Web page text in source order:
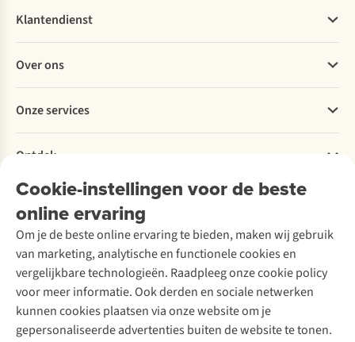
Cookie-instellingen voor de beste
online ervaring
Om je de beste online ervaring te bieden, maken wij gebruik
van marketing, analytische en functionele cookies en
vergelijkbare technologieën. Raadpleeg onze cookie policy
voor meer informatie. Ook derden en sociale netwerken
kunnen cookies plaatsen via onze website om je
gepersonaliseerde advertenties buiten de website te tonen.
Klantendienst
Bestellen
Betalen
Levering
Retourneren
Bestelling herroepen
Garantie
Contact
Over ons
Explore More
Verantwoord ondernemen
Over Ayacucho
Onze winkels
Over A.S.Adventure
Toegankelijkheidsverklaring
Onze services
Ski-onderhoud
Wasservice
Schoenonderhoud
Schoenherstelling
Kledingherstelling
Retouches
Voor bedrijven
Ontdek
A.S.Magazine
Podcast
Explore Academy
Explore Camp
Gear Check
Inspiratie & advies
Meld je aan voor de nieuwsbrief
Follow us